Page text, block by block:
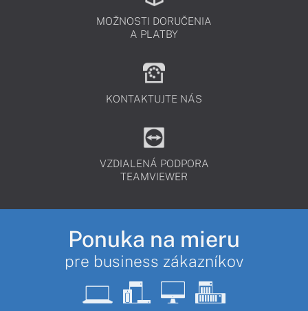
MOŽNOSTI DORUČENIA
A PLATBY
KONTAKTUJTE NÁS
VZDIALENÁ PODPORA
TEAMVIEWER
Ponuka na mieru
pre business zákazníkov